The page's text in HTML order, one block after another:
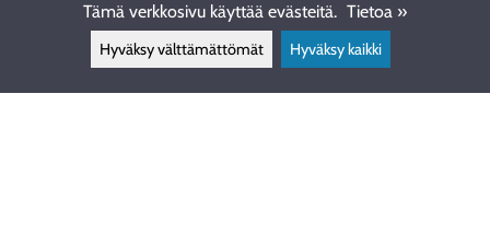
Tämä verkkosivu käyttää evästeitä. Tietoa »
Hyväksy välttämättömät Hyväksy kaikki